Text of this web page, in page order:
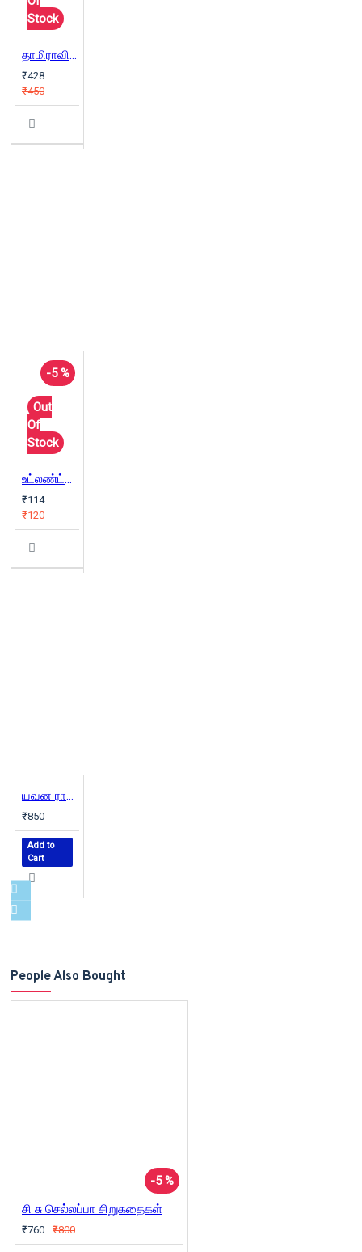
Stock
தாமிராவின் சிறுகதைகள்
₹428
₹450
-5 %
Out
Of
Stock
உட்லண்ட்ஸ் ஸ்ட்ரீட் 81
₹114
₹120
யவன ராணி (இரண்டு பாகங்கள்)
₹850
Add to
Cart
People Also Bought
-5 %
சி சு செல்லப்பா சிறுகதைகள்
₹760 ₹800